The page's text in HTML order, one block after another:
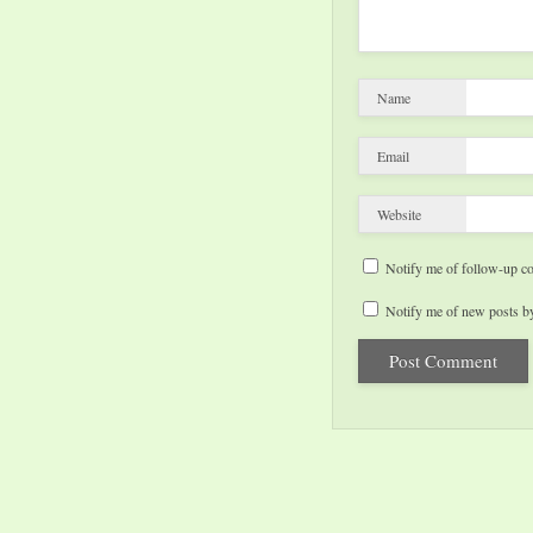
Name
Email
Website
Notify me of follow-up
Notify me of new posts